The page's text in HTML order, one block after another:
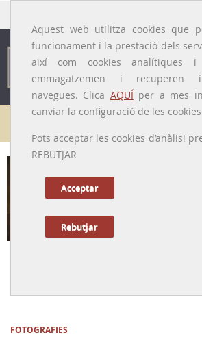
Aquest web utilitza cookies que
funcionament i la prestació dels
així com cookies analítiques
emmagatzemen i recuperen
navegues. Clica AQUÍper a mes
canviar la configuració de les cookies
Pots acceptar les cookies d’anàlisi
REBUTJAR
Acceptar
Rebutjar
Galeria de metges
FOTOGRAFIES